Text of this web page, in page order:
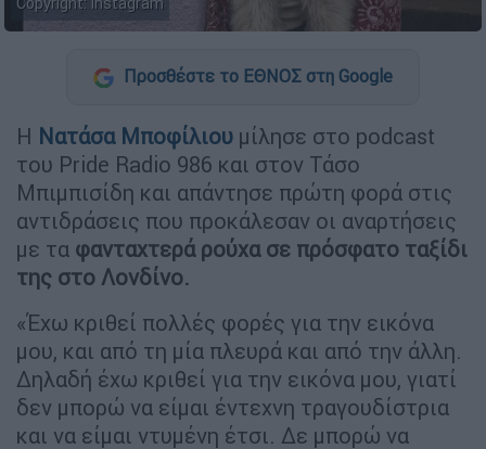
Προσθέστε το ΕΘΝΟΣ στη Google
Η Νατάσα Μποφίλιου μίλησε στο podcast
του Pride Radio 986 και στον Τάσο
Μπιμπισίδη και απάντησε πρώτη φορά στις
αντιδράσεις που προκάλεσαν οι αναρτήσεις
με τα φανταχτερά ρούχα σε πρόσφατο ταξίδι
της στο Λονδίνο.
«Έχω κριθεί πολλές φορές για την εικόνα
μου, και από τη μία πλευρά και από την άλλη.
Δηλαδή έχω κριθεί για την εικόνα μου, γιατί
δεν μπορώ να είμαι έντεχνη τραγουδίστρια
και να είμαι ντυμένη έτσι. Δε μπορώ να